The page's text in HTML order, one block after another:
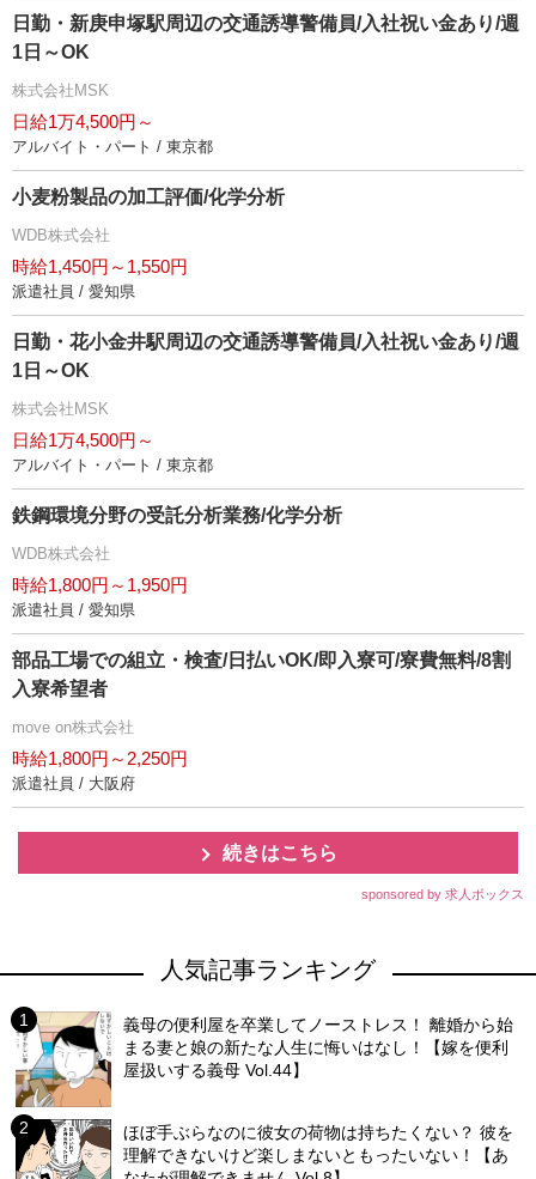
日勤・新庚申塚駅周辺の交通誘導警備員/入社祝い金あり/週
1日～OK
株式会社MSK
日給1万4,500円～
アルバイト・パート / 東京都
小麦粉製品の加工評価/化学分析
WDB株式会社
時給1,450円～1,550円
派遣社員 / 愛知県
日勤・花小金井駅周辺の交通誘導警備員/入社祝い金あり/週
1日～OK
株式会社MSK
日給1万4,500円～
アルバイト・パート / 東京都
鉄鋼環境分野の受託分析業務/化学分析
WDB株式会社
時給1,800円～1,950円
派遣社員 / 愛知県
部品工場での組立・検査/日払いOK/即入寮可/寮費無料/8割
入寮希望者
move on株式会社
時給1,800円～2,250円
派遣社員 / 大阪府
続きはこちら
sponsored by 求人ボックス
人気記事ランキング
義母の便利屋を卒業してノーストレス！ 離婚から始
まる妻と娘の新たな人生に悔いはなし！【嫁を便利
屋扱いする義母 Vol.44】
ほぼ手ぶらなのに彼女の荷物は持ちたくない？ 彼を
理解できないけど楽しまないともったいない！【あ